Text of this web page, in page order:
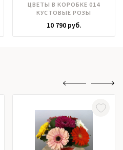
ЦВЕТЫ В КОРОБКЕ 014
КУСТОВЫЕ РОЗЫ
10 790 руб.